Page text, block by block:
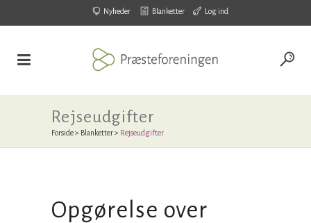
Nyheder Blanketter Log ind
Rejseudgifter
Forside> Blanketter> Rejseudgifter
Opgørelse over